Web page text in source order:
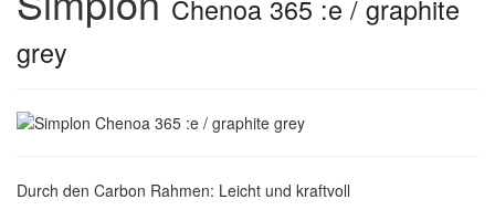
Chenoa 365 :e / graphite
grey
Durch den Carbon Rahmen: Leicht und kraftvoll